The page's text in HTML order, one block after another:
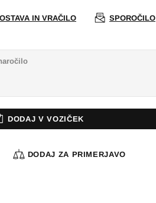
IN VRAČILO SPOROČILO
DODAJ V VOZIČEK
DODAJ ZA PRIMERJAVO